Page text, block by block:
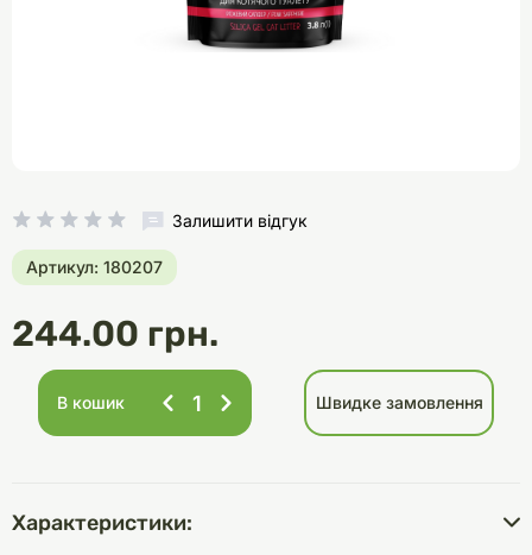
Залишити відгук
Артикул: 180207
244.00 грн.
В кошик Швидке замовлення
Характеристики: